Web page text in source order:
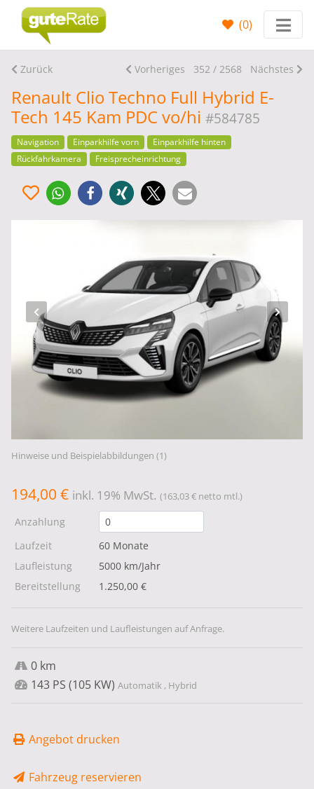
(0)
Zurück Vorheriges 352 / 2568 Nächstes
Renault Clio Techno Full Hybrid E-
Tech 145 Kam PDC vo/hi #584785
Navigation Einparkhilfe vorn
Einparkhilfe hinten
Rückfahrkamera
Freisprecheinrichtung
Hinweise und Beispielabbildungen (1)
194,00 € inkl. 19% MwSt. (163,03 € netto mtl.)
Anzahlung
Laufzeit
60 Monate
Laufleistung
5000 km/Jahr
Bereitstellung
1.250,00 €
Weitere Laufzeiten und Laufleistungen auf Anfrage.
0 km
143 PS (105 KW) Automatik , Hybrid
Angebot drucken
Fahrzeug reservieren